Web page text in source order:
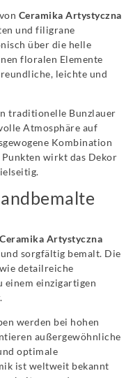
von Ceramika Artystyczna
und filigrane
über die helle
floralen Elemente
leichte und
traditionelle Bunzlauer
Atmosphäre auf
Kombination
wirkt das Dekor
Ceramika Artystyczna
sorgfältig bemalt. Die
detailreiche
einem einzigartigen
werden bei hohen
außergewöhnliche
optimale
ist weltweit bekannt